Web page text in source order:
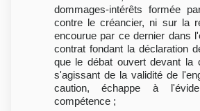
dommages-intérêts formée
contre le créancier, ni sur la
encourue par ce dernier dans
contrat fondant la déclaration
que le débat ouvert devant la
s'agissant de la validité de
caution, échappe à
compétence ;